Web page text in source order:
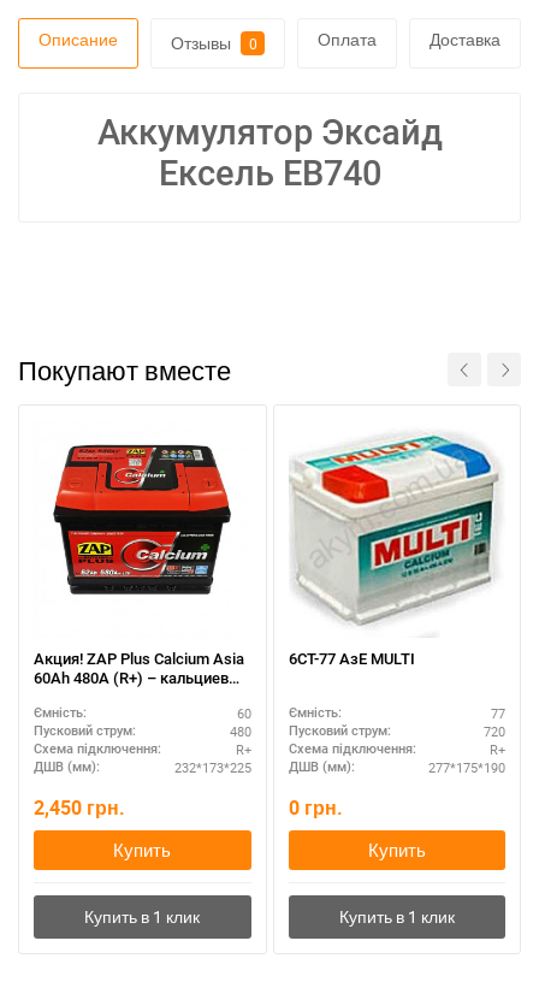
Описание Отзывы 0 Оплата Доставка
Аккумулятор Эксайд
Ексель EB740
Покупают вместе
Акция! ZAP Plus Calcium Asia
60Аh 480А (R+) – кальциевый
Ємність: 60
Пусковий струм: 480
Схема підключення: R+
ДШВ (мм): 232*173*225
2,450 грн.
Купить
6СТ-77 АзЕ MULTI
Ємність: 77
Пусковий струм: 720
Схема підключення: R+
ДШВ (мм): 277*175*190
0 грн.
Купить
Написати в Viber Написати в Telegram